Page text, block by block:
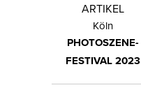
ARTIKEL
Köln
PHOTOSZENE-
FESTIVAL 2023